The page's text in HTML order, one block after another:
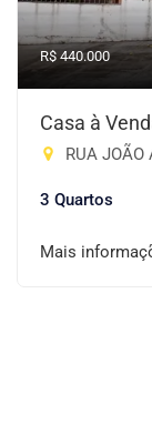
R$ 440.000
Casa à
RUA JOÃO
3 Quartos
Mais